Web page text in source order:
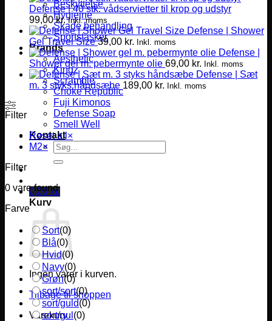
Beskyttelse
Hygiejne
Skade behandling
Sportstasker
Brands
Aesthetic
Kingz
Scramble
Choke Republic
Fuji Kimonos
Defense Soap
Smell Well
Kontakt
Søg
efter:
0,00 kr.
Kurv
Ingen varer i kurven.
Tilbage til shoppen
Varekurv
Defense | 40 stk. vådservietter til krop og udstyr
99,00kr. Inkl. moms
Defense | Shower
Gel Travel Size 39,00 kr. Inkl. moms
Defense |
Shower gel m. pebermynte olie 69,00 kr. Inkl. moms
Defense | Sæt
m. 3 styks håndsæbe 189,00 kr. Inkl. moms
Filter
Reset all ×
M2×
Filter
0 vare found
Farve
Sort(0)
Blå(0)
Hvid(0)
Navy(0)
Grøn(0)
sort/sort(0)
sort/guld(0)
sort/gul (0)